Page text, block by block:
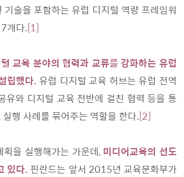
술을 포함하는 유럽 디지털 역량 프레임워
개다.[1]
교육 분야의 협력과 교류를 강화하는 유럽
립했다.유럽 디지털 교육 허브는 유럽 전역
유와 디지털 교육 전반에 걸친 협력 등을 통
행 사례를 묶어주는 역할을 한다.[2]
을 실행해가는 가운데,미디어교육의 선도
있다. 핀란드는 앞서 2015년 교육문화부가